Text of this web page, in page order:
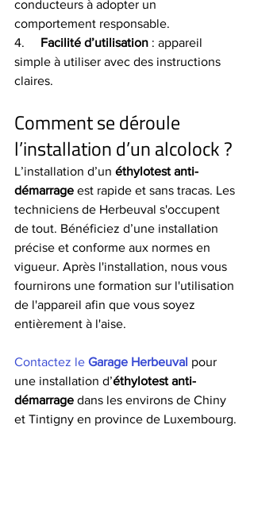
conducteurs à adopter un
comportement responsable.
4. Facilité d’utilisation : appareil
simple à utiliser avec des instructions
claires.
Comment se déroule
l’installation d’un alcolock ?
L’installation d’un éthylotest anti-
démarrage est rapide et sans tracas. Les
techniciens de Herbeuval s'occupent
de tout. Bénéficiez d’une installation
précise et conforme aux normes en
vigueur. Après l'installation, nous vous
fournirons une formation sur l'utilisation
de l'appareil afin que vous soyez
entièrement à l'aise.
Contactez le Garage Herbeuval pour
une installation d’éthylotest anti-
démarrage dans les environs de Chiny
et Tintigny en province de Luxembourg.